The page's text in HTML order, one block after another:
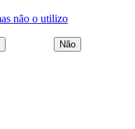
não o utilizo
Não